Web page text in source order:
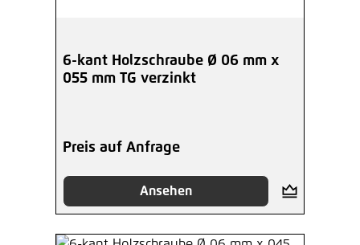
6-kant Holzschraube Ø 06 mm x
055 mm TG verzinkt
Preis auf Anfrage
Ansehen